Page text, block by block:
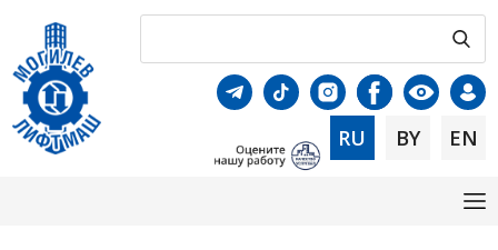
RU BY EN